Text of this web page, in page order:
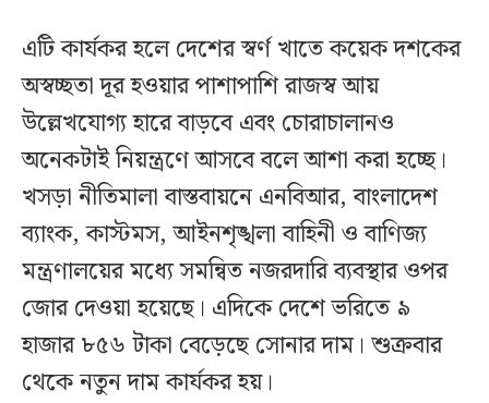
এটি কার্যকর হলে দেশের স্বর্ণ খাতে কয়েক দশকের
অস্বচ্ছতা দূর হওয়ার পাশাপাশি রাজস্ব আয়
উল্লেখযোগ্য হারে বাড়বে এবং চোরাচালানও
অনেকটাই নিয়ন্ত্রণে আসবে বলে আশা করা হচ্ছে।
খসড়া নীতিমালা বাস্তবায়নে এনবিআর, বাংলাদেশ
ব্যাংক, কাস্টমস, আইনশৃঙ্খলা বাহিনী ও বাণিজ্য
মন্ত্রণালয়ের মধ্যে সমন্বিত নজরদারি ব্যবস্থার ওপর
জোর দেওয়া হয়েছে। এদিকে দেশে ভরিতে ৯
হাজার ৮৫৬ টাকা বেড়েছে সোনার দাম। শুক্রবার
থেকে নতুন দাম কার্যকর হয়।